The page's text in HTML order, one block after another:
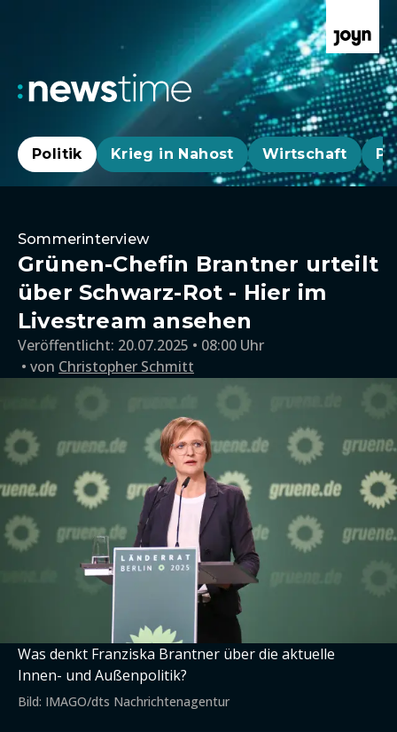
Politik Krieg in Nahost Wirtschaft
Sommerinterview
Grünen-Chefin Brantner urteilt
über Schwarz-Rot - Hier im
Livestream ansehen
Veröffentlicht: 20.07.2025 • 08:00 Uhr
von Christopher Schmitt
Was denkt Franziska Brantner über die aktuelle
Innen- und Außenpolitik?
Bild: IMAGO/dts Nachrichtenagentur